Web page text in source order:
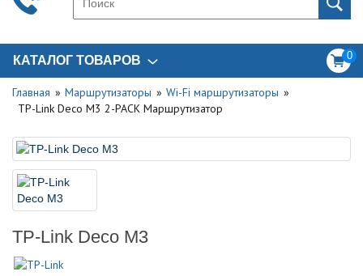
КАТАЛОГ ТОВАРОВ 0
Главная Маршрутизаторы
Wi-Fi маршрутизаторы
TP-Link Deco M3 2-PACK Маршрутизатор
TP-Link Deco M3